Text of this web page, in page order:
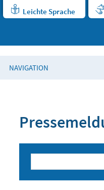
Leichte Sprache
NAVIGATION